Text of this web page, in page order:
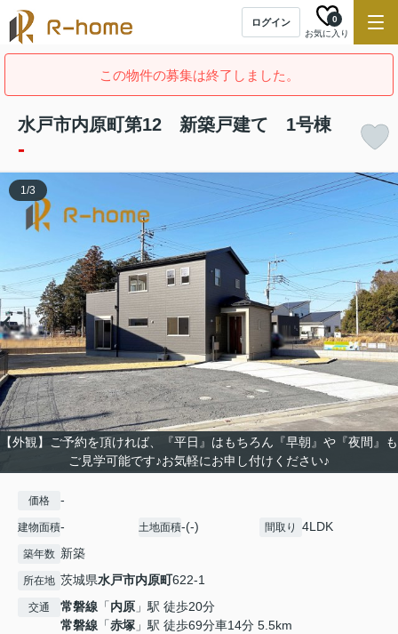
ログイン
お気に入り
0
この物件の募集は終了しました。
水戸市内原町第12 新築戸建て 1号棟
-
【外観】ご予約を頂ければ、『平日』はもちろん『早朝』や『夜間』も
ご見学可能です♪お気軽にお申し付けください♪
1/3
価格 -
建物面積- 土地面積-(-) 間取り 4LDK
築年数 新築
所在地 茨城県水戸市内原町622-1
交通 常磐線 「内原 」駅 徒歩20分
常磐線 「赤塚 」駅 徒歩69分車14分 5.5km